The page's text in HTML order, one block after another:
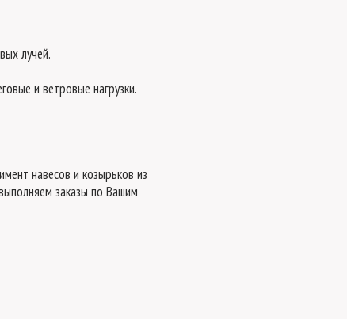
лучей.
и ветровые нагрузки.
навесов и козырьков из
заказы по Вашим